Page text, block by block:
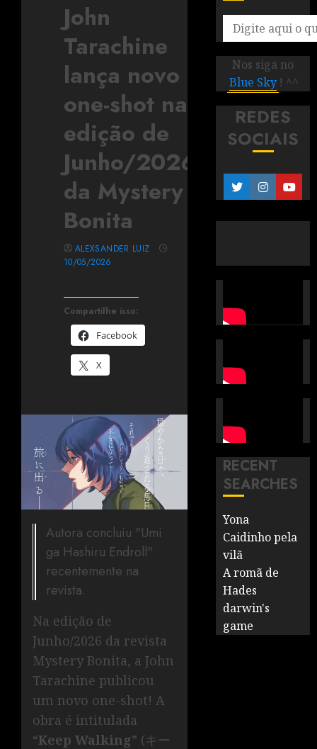
John
Tarachine
lança novo
one-shot na
edição de
Junho/2026
da Mystery
Bonita
Compartilhe isso:
Facebook
X
ALEXSANDER LUIZ
10/05/2026
Autora concluiu "Umi
ga Hashiru Endroll"
recentemente na
revista.
Na edição de
Junho/2026 da revista
Mystery Bonita, a John
Tarachine publicou
um novo one-shot! A
obra é intitulada
“Keep Walking” (キー
Nos siga no
Blue Sky ! ^^
REDES
SOCIAIS
RECENT
SEARCHES
Yona
Caidinho pela
vilã
A romã de
Hades
darwin's
game